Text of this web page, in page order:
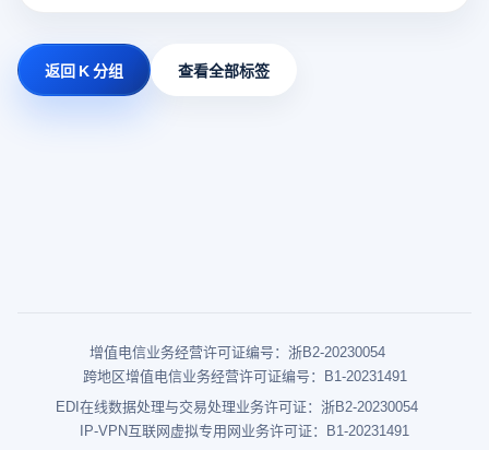
返回 K 分组 查看全部标签
增值电信业务经营许可证编号：浙B2-20230054
跨地区增值电信业务经营许可证编号：B1-20231491
EDI在线数据处理与交易处理业务许可证：浙B2-20230054
IP-VPN互联网虚拟专用网业务许可证：B1-20231491